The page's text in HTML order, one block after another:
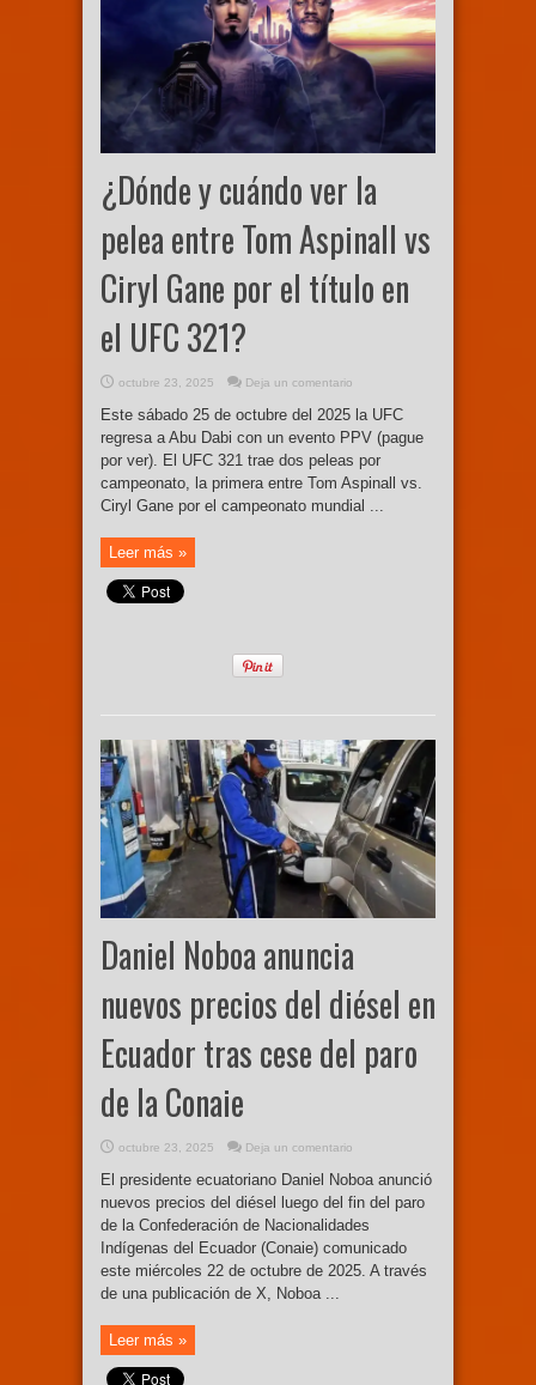
¿Dónde y cuándo ver la
pelea entre Tom Aspinall vs
Ciryl Gane por el título en
el UFC 321?
octubre 23, 2025 Deja un comentario
Este sábado 25 de octubre del 2025 la UFC
regresa a Abu Dabi con un evento PPV (pague
por ver). El UFC 321 trae dos peleas por
campeonato, la primera entre Tom Aspinall vs.
Ciryl Gane por el campeonato mundial ...
Leer más »
Daniel Noboa anuncia
nuevos precios del diésel en
Ecuador tras cese del paro
de la Conaie
octubre 23, 2025 Deja un comentario
El presidente ecuatoriano Daniel Noboa anunció
nuevos precios del diésel luego del fin del paro
de la Confederación de Nacionalidades
Indígenas del Ecuador (Conaie) comunicado
este miércoles 22 de octubre de 2025. A través
de una publicación de X, Noboa ...
Leer más »